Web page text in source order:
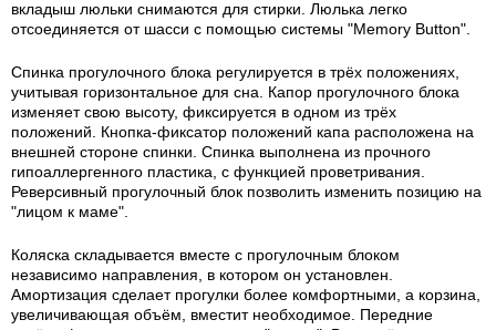
вкладыш люльки снимаются для стирки. Люлька легко
отсоединяется от шасси с помощью системы "Memory Button".
Спинка прогулочного блока регулируется в трёх положениях,
учитывая горизонтальное для сна. Капор прогулочного блока
изменяет свою высоту, фиксируется в одном из трёх
положений. Кнопка-фиксатор положений капа расположена на
внешней стороне спинки. Спинка выполнена из прочного
гипоаллергенного пластика, с функцией проветривания.
Реверсивный прогулочный блок позволить изменить позицию на
"лицом к маме".
Коляска складывается вместе с прогулочным блоком
независимо направления, в котором он установлен.
Амортизация сделает прогулки более комфортными, а корзина,
увеличивающая объём, вместит необходимое. Передние